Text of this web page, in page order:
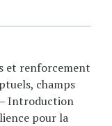
et renforcement
champs
– Introduction
pour la